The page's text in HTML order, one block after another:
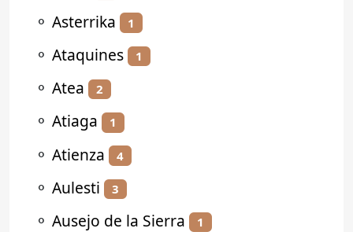
⚬ Asterrika 1
⚬ Ataquines 1
⚬ Atea 2
⚬ Atiaga 1
⚬ Atienza 4
⚬ Aulesti 3
⚬ Ausejo de la Sierra 1